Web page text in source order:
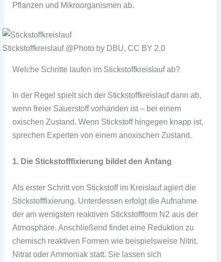
Pflanzen und Mikroorganismen ab.
Stickstoffkreislauf @Photo by DBU, CC BY 2.0
Welche Schritte laufen im Stickstoffkreislauf ab?
In der Regel spielt sich der Stickstoffkreislauf dann ab,
wenn freier Sauerstoff vorhanden ist – bei einem
oxischen Zustand. Wenn Stickstoff hingegen knapp ist,
sprechen Experten von einem anoxischen Zustand.
1. Die Stickstofffixierung bildet den Anfang
Als erster Schritt von Stickstoff im Kreislauf agiert die
Stickstofffixierung. Unterdessen erfolgt die Aufnahme
der am wenigsten reaktiven Stickstoffform N2 aus der
Atmosphäre. Anschließend findet eine Reduktion zu
chemisch reaktiven Formen wie beispielsweise Nitrit,
Nitrat oder Ammoniak statt. Sie lassen sich